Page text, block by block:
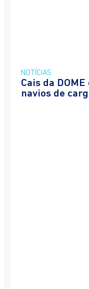
NOTÍCIAS
Cais da
navios de